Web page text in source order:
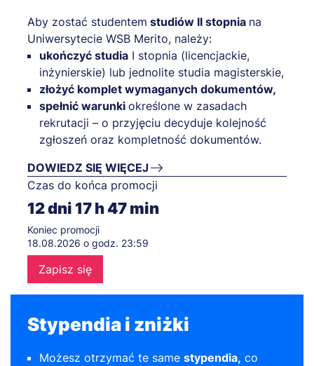
Aby zostać studentem studiów II stopnia na
Uniwersytecie WSB Merito, należy:
ukończyć studia I stopnia (licencjackie,
inżynierskie) lub jednolite studia magisterskie,
złożyć komplet wymaganych dokumentów,
spełnić warunki określone w zasadach
rekrutacji – o przyjęciu decyduje kolejność
zgłoszeń oraz kompletność dokumentów.
DOWIEDZ SIĘ WIĘCEJ
Czas do końca promocji
12dni 17h47min
Koniec promocji
18.08.2026 o godz. 23:59
Zapisz się
Stypendia i zniżki
Możesz otrzymać te same stypendia, co